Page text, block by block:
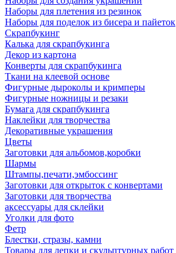
Наборы для плетения из резинок
Наборы для поделок из бисера и пайеток
Скрапбукинг
Калька для скрапбукинга
Декор из картона
Конверты для скрапбукинга
Ткани на клеевой основе
Фигурные дыроколы и кримперы
Фигурные ножницы и резаки
Бумага для скрапбукинга
Наклейки для творчества
Декоративные украшения
Цветы
Заготовки для альбомов,коробки
Шармы
Штампы,печати,эмбоссинг
Заготовки для открыток с конвертами
Заготовки для творчества
аксессуары для склейки
Уголки для фото
Фетр
Блестки, стразы, камни
Товары для лепки и скульптурных работ